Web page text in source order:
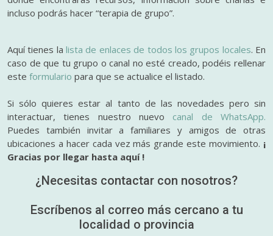
incluso podrás hacer “terapia de grupo”.
Aquí tienes lalista de enlaces de todos los grupos locales. En
caso de que tu grupo o canal no esté creado, podéis rellenar
este formulario para que se actualice el listado.
Si sólo quieres estar al tanto de las novedades pero sin
interactuar, tienes nuestro nuevo canal de WhatsApp.
Puedes también invitar a familiares y amigos de otras
ubicaciones a hacer cada vez más grande este movimiento. ¡
Gracias por llegar hasta aquí !
¿Necesitas contactar con nosotros?
Escríbenos al correo más cercano a tu
localidad o provincia